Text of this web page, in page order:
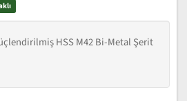
HSS M42 Bi-Metal Şerit